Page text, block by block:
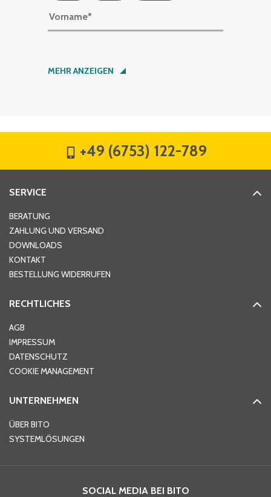
Vorname*
Nachname*
Hausnummer
Ort*
Telefon
MEHR ANZEIGEN
+49 (6753) 122-789
SERVICE
BERATUNG
ZAHLUNG UND VERSAND
DOWNLOADS
KONTAKT
BESTELLUNG WIDERRUFEN
RECHTLICHES
AGB
IMPRESSUM
DATENSCHUTZ
COOKIE MANAGEMENT
UNTERNEHMEN
ÜBER BITO
SYSTEMLÖSUNGEN
SOCIAL MEDIA BEI BITO